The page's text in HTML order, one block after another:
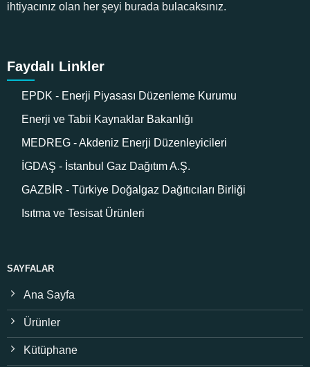
ihtiyacınız olan her şeyi burada bulacaksınız.
Faydalı Linkler
EPDK - Enerji Piyasası Düzenleme Kurumu
Enerji ve Tabii Kaynaklar Bakanlığı
MEDREG - Akdeniz Enerji Düzenleyicileri
İGDAŞ - İstanbul Gaz Dağıtım A.Ş.
GAZBİR - Türkiye Doğalgaz Dağıtıcıları Birliği
Isıtma ve Tesisat Ürünleri
SAYFALAR
Ana Sayfa
Ürünler
Kütüphane